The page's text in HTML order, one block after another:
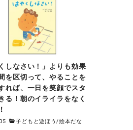
しなさい！」よりも効果
を区切って、やることを
れば、一日を笑顔でスタ
る！朝のイライラをなく
子どもと遊ぼう/絵本だな